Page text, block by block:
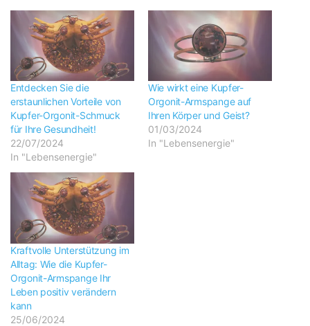
Entdecken Sie die
erstaunlichen Vorteile von
Kupfer-Orgonit-Schmuck
für Ihre Gesundheit!
22/07/2024
In "Lebensenergie"
Wie wirkt eine Kupfer-
Orgonit-Armspange auf
Ihren Körper und Geist?
01/03/2024
In "Lebensenergie"
Kraftvolle Unterstützung im
Alltag: Wie die Kupfer-
Orgonit-Armspange Ihr
Leben positiv verändern
kann
25/06/2024